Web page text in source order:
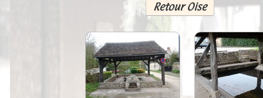
Un Peu d'Histoire
Outils-des-Lavandières
Cartes Postales-Anciennes et
Peintures
Retour Oise